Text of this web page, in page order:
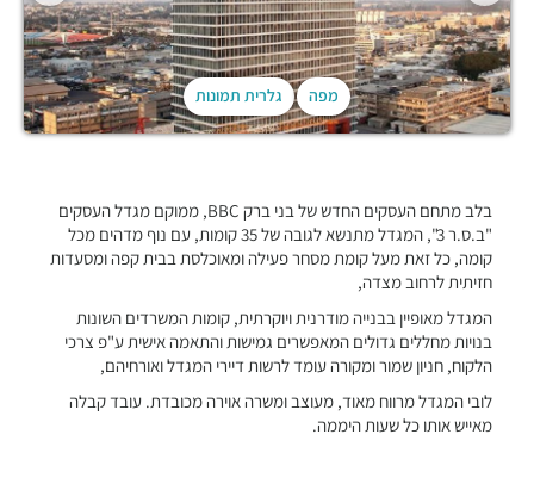
מפה גלרית תמונות
בלב מתחם העסקים החדש של בני ברק BBC, ממוקם מגדל העסקים
"ב.ס.ר 3", המגדל מתנשא לגובה של 35 קומות, עם נוף מדהים מכל
קומה, כל זאת מעל קומת מסחר פעילה ומאוכלסת בבית קפה ומסעדות
חזיתית לרחוב מצדה,
המגדל מאופיין בבנייה מודרנית ויוקרתית, קומות המשרדים השונות
בנויות מחללים גדולים המאפשרים גמישות והתאמה אישית ע"פ צרכי
הלקוח, חניון שמור ומקורה עומד לרשות דיירי המגדל ואורחיהם,
לובי המגדל מרווח מאוד, מעוצב ומשרה אוירה מכובדת. עובד קבלה
מאייש אותו כל שעות היממה.